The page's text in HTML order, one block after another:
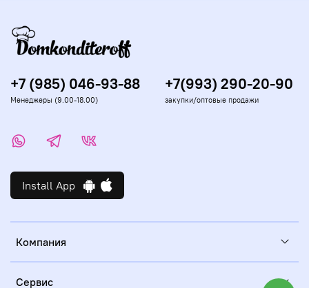
Компания
Сервис
Install App
+7 (985) 046-93-88
Менеджеры (9.00-18.00)
+7(993) 290-20-90
закупки/оптовые продажи